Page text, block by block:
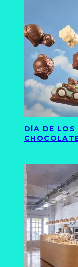
DÍA DE LOS